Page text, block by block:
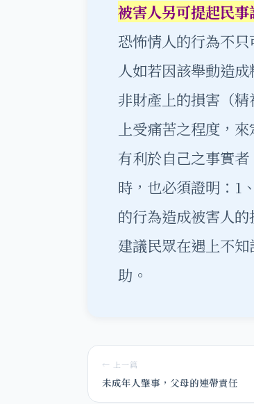
被害人另可提起民
恐怖情人的行為不
人如若因該舉動造
非財產上的損害（
上受痛苦之程度，
有利於自己之事實
時，也必須證明：1
的行為造成被害人
建議民眾在遇上不
助。
← 上一篇
未成年人肇事，父母的連帶責任